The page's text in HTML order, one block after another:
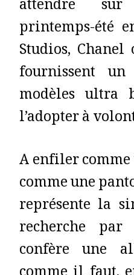
attendre
printemps-été
Studios, Chanel
fournissent
modèles ultra
l’adopter à
A enfiler
comme une
représente la
recherche
confère une